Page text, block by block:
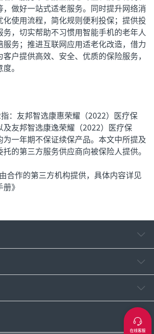
做好一站式适老服务。同时提升网络消
化使用流程，简化规则便利投保；提供投
，切实帮助不习惯用智能手机的老年人
服务；推进互联网应用适老化改造，借力
户提供高效、安全、优质的保险服务，
。
：友邦智选康惠荣耀（2022）医疗保
及友邦智选康逸荣耀（2022）医疗保
为一年期不保证续保产品。本文中所提及
的第三方服务供应商向被保险人提供。
合作的第三方机构提供，具体内容详见
》
在线客服